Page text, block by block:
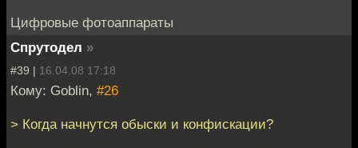
Цифровые фотоаппараты
Спрутодел »
#39 | 16.04.08 17:18
Кому: Goblin, #26
> Когда начнутся обыски и конфискации?